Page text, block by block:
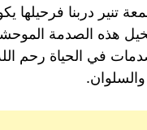
تنير دربنا فرحيلها
هذه الصدمة
في الحياة رحم
والسلوان.